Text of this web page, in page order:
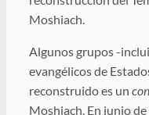
Moshiach.
Algunos grupos -
evangélicos de
reconstruido es un
Moshiach. En junio